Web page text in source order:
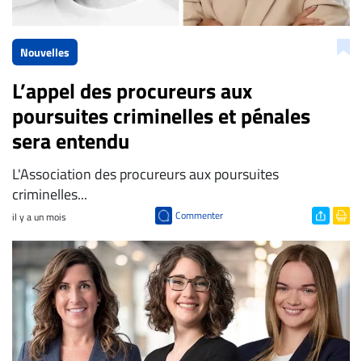
Politique de
Nouvelles
L’appel des procureurs aux
poursuites criminelles et pénales
sera entendu
L'Association des procureurs aux poursuites
criminelles...
il y a un mois Commenter